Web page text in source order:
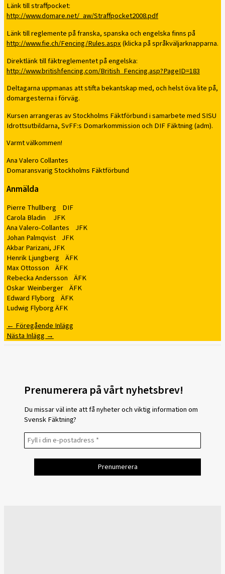
Länk till straffpocket:
http://www.domare.net/_aw/Straffpocket2008.pdf
Länk till reglemente på franska, spanska och engelska finns på
http://www.fie.ch/Fencing/Rules.aspx(klicka på språkväljarknapparna.
Direktlänk till fäktreglementet på engelska:
http://www.britishfencing.com/British_Fencing.asp?PageID=183
Deltagarna uppmanas att stifta bekantskap med, och helst öva lite på,
domargesterna i förväg.
Kursen arrangeras av Stockholms Fäktförbund i samarbete med SISU
Idrottsutbildarna, SvFF:s Domarkommission och DIF Fäktning (adm).
Varmt välkommen!
Ana Valero Collantes
Domaransvarig Stockholms Fäktförbund
Anmälda
Pierre Thullberg DIF
Carola Bladin JFK
Ana Valero-Collantes JFK
Johan Palmqvist JFK
Akbar Parizani, JFK
Henrik Ljungberg ÄFK
Max Ottosson ÄFK
Rebecka Andersson ÄFK
Oskar Weinberger ÄFK
Edward Flyborg ÄFK
Ludwig Flyborg ÄFK
← Föregående Inlägg
Nästa Inlägg →
Prenumerera på vårt nyhetsbrev!
Du missar väl inte att få nyheter och viktig information om
Svensk Fäktning?